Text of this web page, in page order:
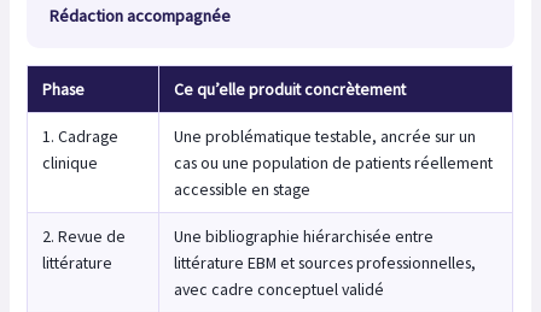
Rédaction accompagnée
Phase Ce qu’elle produit concrètement
1. Cadrage
clinique
Une problématique testable, ancrée sur un
cas ou une population de patients réellement
accessible en stage
2. Revue de
littérature
Une bibliographie hiérarchisée entre
littérature EBM et sources professionnelles,
avec cadre conceptuel validé